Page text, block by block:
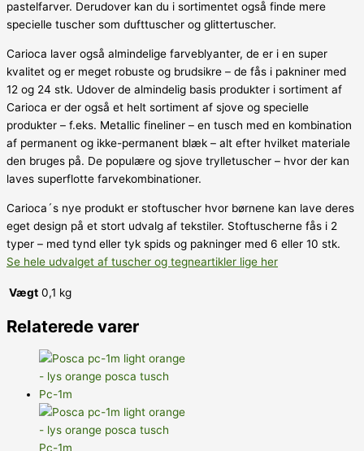
pastelfarver. Derudover kan du i sortimentet også finde mere
specielle tuscher som dufttuscher og glittertuscher.
Carioca laver også almindelige farveblyanter, de er i en super
kvalitet og er meget robuste og brudsikre – de fås i pakniner med
12 og 24 stk. Udover de almindelig basis produkter i sortiment af
Carioca er der også et helt sortiment af sjove og specielle
produkter – f.eks. Metallic fineliner – en tusch med en kombination
af permanent og ikke-permanent blæk – alt efter hvilket materiale
den bruges på. De populære og sjove trylletuscher – hvor der kan
laves superflotte farvekombinationer.
Carioca´s nye produkt er stoftuscher hvor børnene kan lave deres
eget design på et stort udvalg af tekstiler. Stoftuscherne fås i 2
typer – med tynd eller tyk spids og pakninger med 6 eller 10 stk.
Se hele udvalget af tuscher og tegneartikler lige her
Vægt 0,1 kg
Relaterede varer